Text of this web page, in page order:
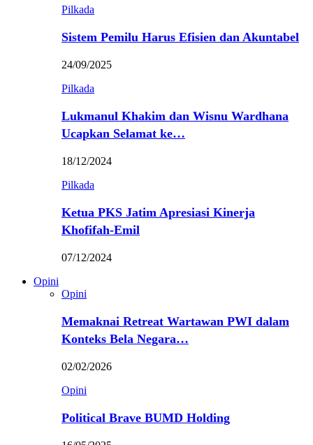
Pilkada
Sistem Pemilu Harus Efisien dan Akuntabel
24/09/2025
Pilkada
Lukmanul Khakim dan Wisnu Wardhana
Ucapkan Selamat ke…
18/12/2024
Pilkada
Ketua PKS Jatim Apresiasi Kinerja
Khofifah-Emil
07/12/2024
Opini
Opini
Memaknai Retreat Wartawan PWI dalam
Konteks Bela Negara…
02/02/2026
Opini
Political Brave BUMD Holding